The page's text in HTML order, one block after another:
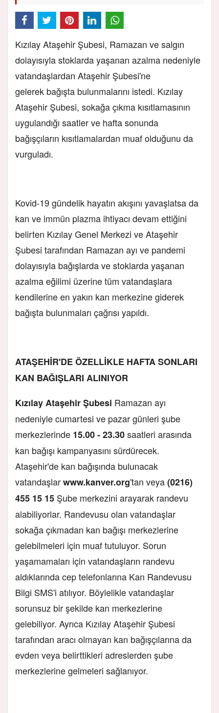
Kızılay Ataşehir Şubesi, Ramazan ve salgın
dolayısıyla stoklarda yaşanan azalma nedeniyle
vatandaşlardan Ataşehir Şubesi'ne
gelerek bağışta bulunmalarını istedi. Kızılay
Ataşehir Şubesi, sokağa çıkma kısıtlamasının
uygulandığı saatler ve hafta sonunda
bağışçıların kısıtlamalardan muaf olduğunu da
vurguladı.
Kovid-19 gündelik hayatın akışını yavaşlatsa da
kan ve immün plazma ihtiyacı devam ettiğini
belirten Kızılay Genel Merkezi ve Ataşehir
Şubesi tarafından Ramazan ayı ve pandemi
dolayısıyla bağışlarda ve stoklarda yaşanan
azalma eğilimi üzerine tüm vatandaşlara
kendilerine en yakın kan merkezine giderek
bağışta bulunmaları çağrısı yapıldı.
ATAŞEHİR'DE ÖZELLİKLE HAFTA SONLARI
KAN BAĞIŞLARI ALINIYOR
Kızılay Ataşehir Şubesi Ramazan ayı
nedeniyle cumartesi ve pazar günleri şube
merkezlerinde 15.00 - 23.30saatleri arasında
kan bağışı kampanyasını sürdürecek.
Ataşehir'de kan bağışında bulunacak
vatandaşlarwww.kanver.org'tan veya(0216)
455 15 15 Şube merkezini arayarak randevu
alabiliyorlar. Randevusu olan vatandaşlar
sokağa çıkmadan kan bağışı merkezlerine
gelebilmeleri için muaf tutuluyor. Sorun
yaşamamaları için vatandaşların randevu
aldıklarında cep telefonlarına Kan Randevusu
Bilgi SMS'i atılıyor. Böylelikle vatandaşlar
sorunsuz bir şekilde kan merkezlerine
gelebiliyor. Ayrıca Kızılay Ataşehir Şubesi
tarafından aracı olmayan kan bağışçılarına da
evden veya belirttikleri adreslerden şube
merkezlerine gelmeleri sağlanıyor.